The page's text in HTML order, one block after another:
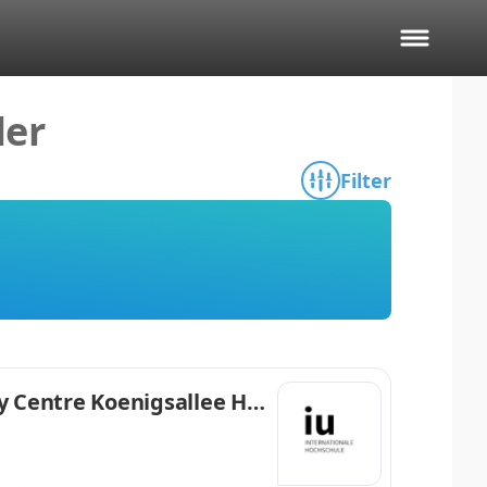
Filter
Centre Koenigsallee Ho